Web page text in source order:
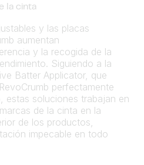
la cinta
y las placas
aumentan
y la recogida de la
Siguiendo a la
Batter Applicator, que
perfectamente
estas soluciones trabajan en
de la cinta en la
de los productos,
impecable en todo